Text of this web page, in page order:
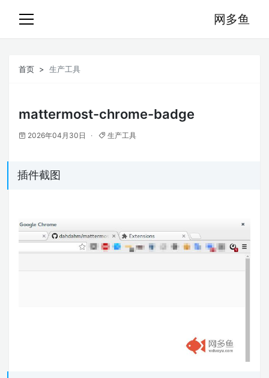
网多鱼
首页 生产工具
mattermost-chrome-badge
2026年04月30日 生产工具
插件截图